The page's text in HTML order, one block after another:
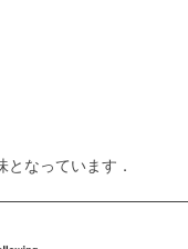
なっています．